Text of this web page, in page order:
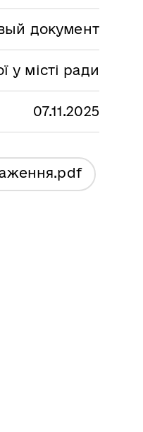
документ
у місті ради
07.11.2025
.pdf